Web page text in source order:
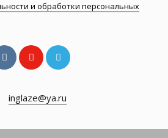
и обработки персональных
inglaze@ya.ru